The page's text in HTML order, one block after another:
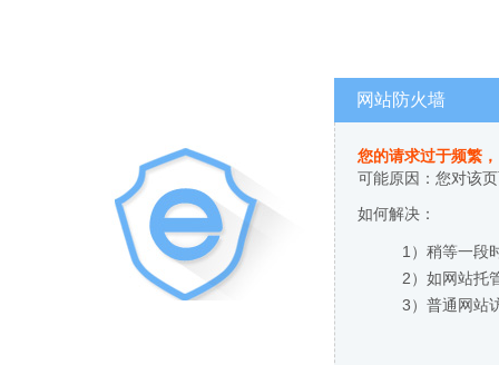
网站防火墙
您的请求过于频繁
可能原因：您对该
如何解决：
1）稍等一段
2）如网站托
3）普通网站